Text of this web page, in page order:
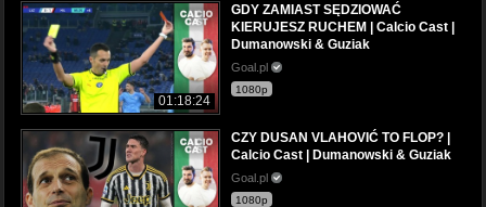
01:18:24
GDY ZAMIAST SĘDZIOWAĆ
KIERUJESZ RUCHEM | Calcio Cast |
Dumanowski & Guziak
Goal.pl
1080p
CZY DUSAN VLAHOVIĆ TO FLOP? |
Calcio Cast | Dumanowski & Guziak
Goal.pl
1080p